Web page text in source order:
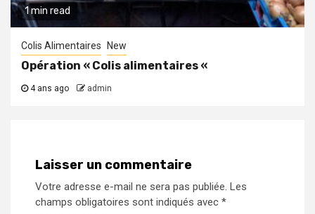
1 min read
Colis Alimentaires New
Opération « Colis alimentaires «
4 ans ago admin
Laisser un commentaire
Votre adresse e-mail ne sera pas publiée. Les
champs obligatoires sont indiqués avec *